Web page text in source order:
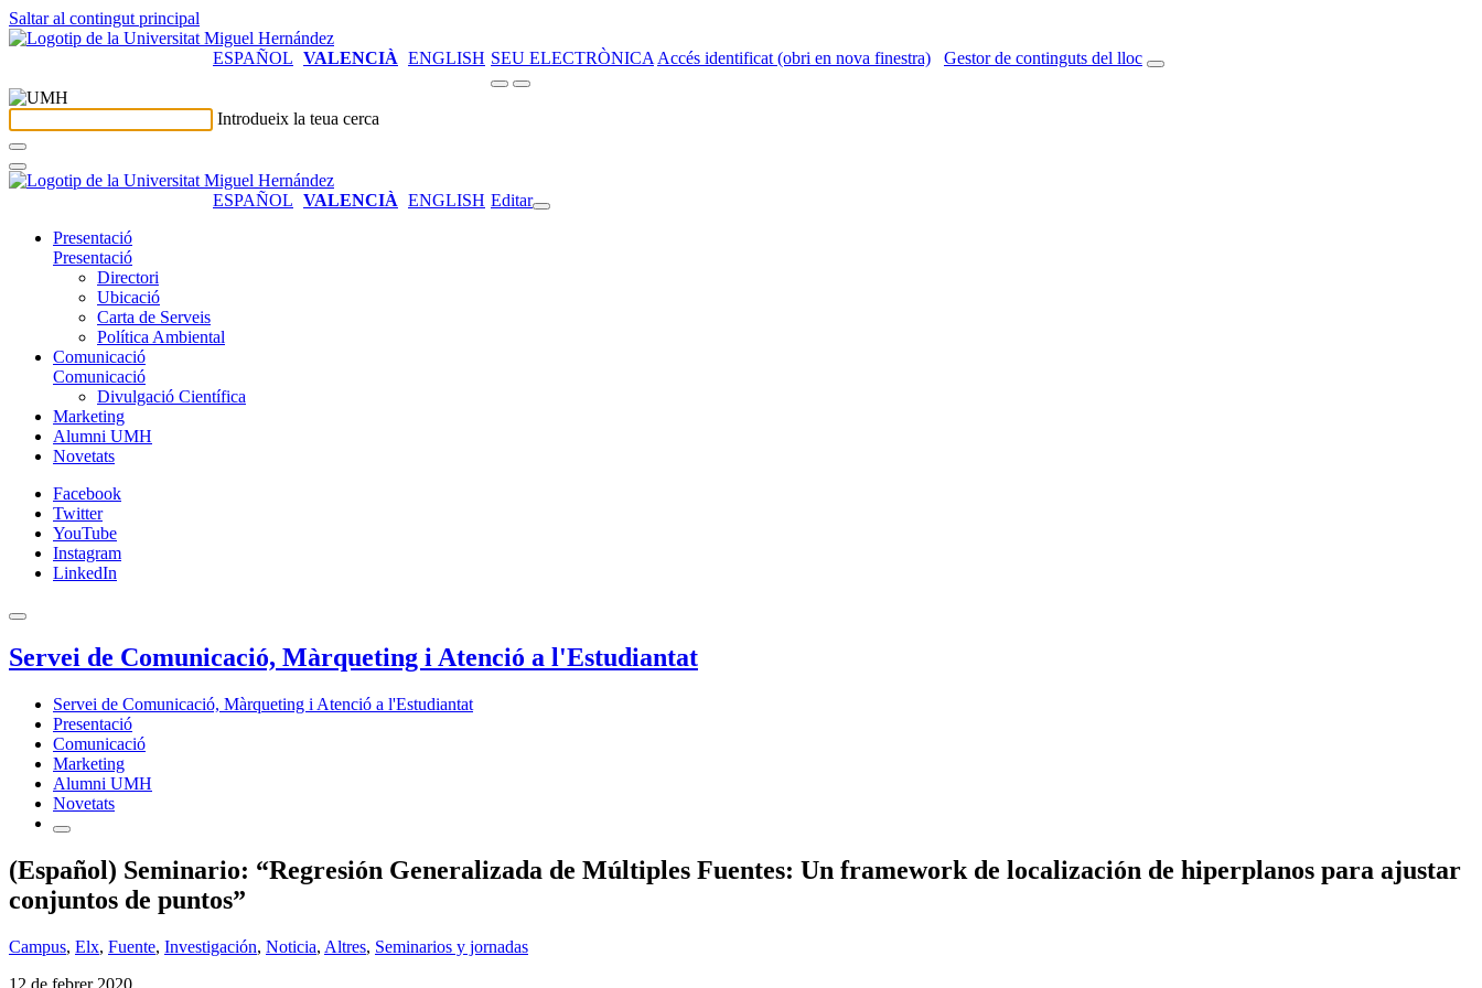
Saltar al contingut principal
ESPAÑOL VALENCIÀ ENGLISH SEU ELECTRÒNICA Accés identificat (obri en nova finestra) Gestor de continguts del lloc
Introdueix la teua cerca
ESPAÑOL VALENCIÀ ENGLISH Editar
Presentació
Presentació
Directori
Ubicació
Carta de Serveis
Política Ambiental
Comunicació
Comunicació
Divulgació Científica
Marketing
Alumni UMH
Novetats
Facebook
Twitter
YouTube
Instagram
LinkedIn
Servei de Comunicació, Màrqueting i Atenció a l'Estudiantat
Servei de Comunicació, Màrqueting i Atenció a l'Estudiantat
Presentació
Comunicació
Marketing
Alumni UMH
Novetats
(Español) Seminario: “Regresión Generalizada de Múltiples Fuentes: Un framework de localización de hiperplanos para ajustar
conjuntos de puntos”
Campus, Elx, Fuente, Investigación, Noticia, Altres, Seminarios y jornadas
12 de febrer 2020